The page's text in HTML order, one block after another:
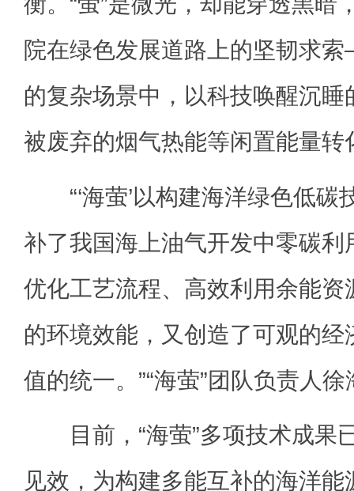
院在绿色发展道路上的坚韧求
的复杂场景中，以科技唤醒沉
被废弃的烟气热能等闲置能量转
“‘海萤’以构建海洋绿色低碳
补了我国海上油气开发中零碳利
优化工艺流程、高效利用余能资
的环境效能，又创造了可观的
值的统一。”“海萤”团队负责人
目前，“海萤”多项技术成果
见效，为构建多能互补的海洋